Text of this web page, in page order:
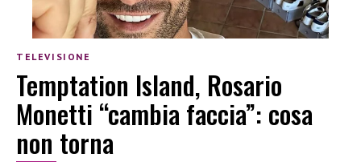
TELEVISIONE
Temptation Island, Rosario
Monetti “cambia faccia”: cosa
non torna